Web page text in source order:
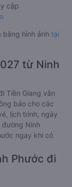
cập
bằng hình ảnh tại
từ Ninh
Tiền Giang vẫn
báo cho các
lịch trình, ngày
Ninh
ngay khi có
Phước đi